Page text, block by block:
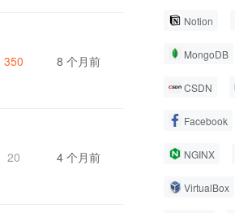
350 8 个月前
20 4 个月前
Notion
MongoDB
CSDN
Facebook
NGINX
VirtualBox